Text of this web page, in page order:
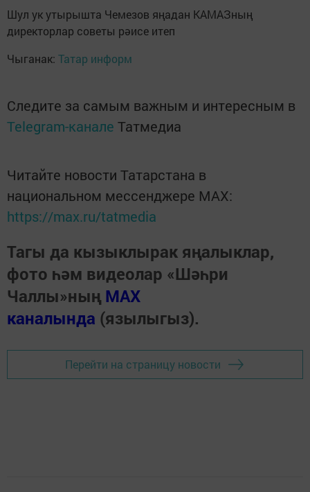
Шул ук утырышта Чемезов яңадан КАМАЗның
директорлар советы рәисе итеп
Чыганак: Татар информ
Следите за самым важным и интересным в
Telegram-канале Татмедиа
Читайте новости Татарстана в
национальном мессенджере MАХ:
https://max.ru/tatmedia
Тагы да кызыклырак яңалыклар,
фото һәм видеолар «Шәһри
Чаллы»ның MAX
каналында (язылыгыз).
Перейти на страницу новости